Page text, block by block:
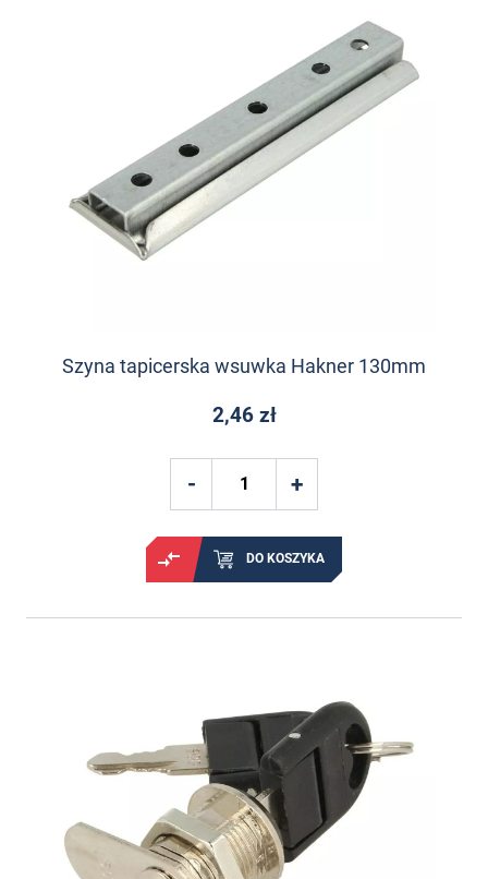
Szyna tapicerska wsuwka Hakner 130mm
2,46 zł
DO KOSZYKA